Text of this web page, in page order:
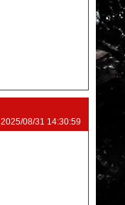
2025/08/31 14:30:59